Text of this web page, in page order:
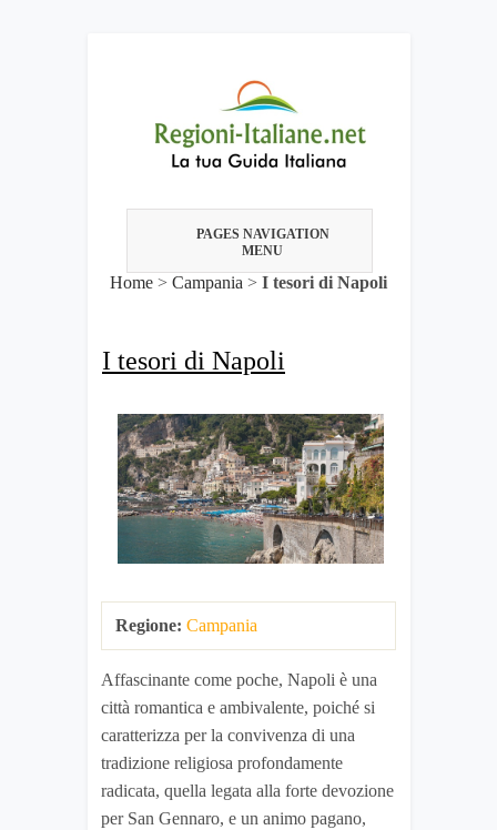
PAGES NAVIGATION
MENU
Home > Campania > I tesori di Napoli
I tesori di Napoli
Regione: Campania
Affascinante come poche, Napoli è una
città romantica e ambivalente, poiché si
caratterizza per la convivenza di una
tradizione religiosa profondamente
radicata, quella legata alla forte devozione
per San Gennaro, e un animo pagano,